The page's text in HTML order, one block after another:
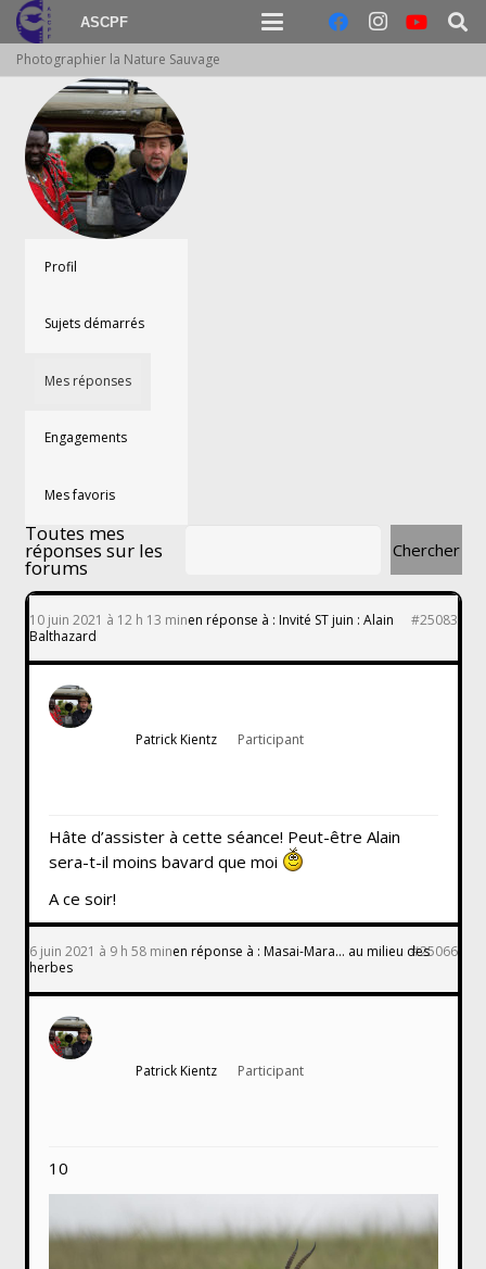
ASCPF
Photographier la Nature Sauvage
Profil
Sujets démarrés
Mes réponses
Engagements
Mes favoris
Toutes mes
réponses sur les
forums
10 juin 2021 à 12 h 13 minen réponse à : Invité ST juin : Alain
Balthazard
#25083
Patrick Kientz Participant
Hâte d’assister à cette séance! Peut-être Alain
sera-t-il moins bavard que moi
A ce soir!
6 juin 2021 à 9 h 58 minen réponse à : Masai-Mara… au milieu des
herbes
#25066
Patrick Kientz Participant
10